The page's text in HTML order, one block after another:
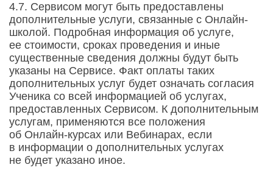
4.7. Сервисом могут быть предоставлены
дополнительные услуги, связанные с Онлайн-
школой. Подробная информация об услуге,
ее стоимости, сроках проведения и иные
существенные сведения должны будут быть
указаны на Сервисе. Факт оплаты таких
дополнительных услуг будет означать согласия
Ученика со всей информацией об услугах,
предоставленных Сервисом. К дополнительным
услугам, применяются все положения
об Онлайн-курсах или Вебинарах, если
в информации о дополнительных услугах
не будет указано иное.